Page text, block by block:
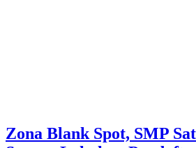
Zona Blank Spot, SMP